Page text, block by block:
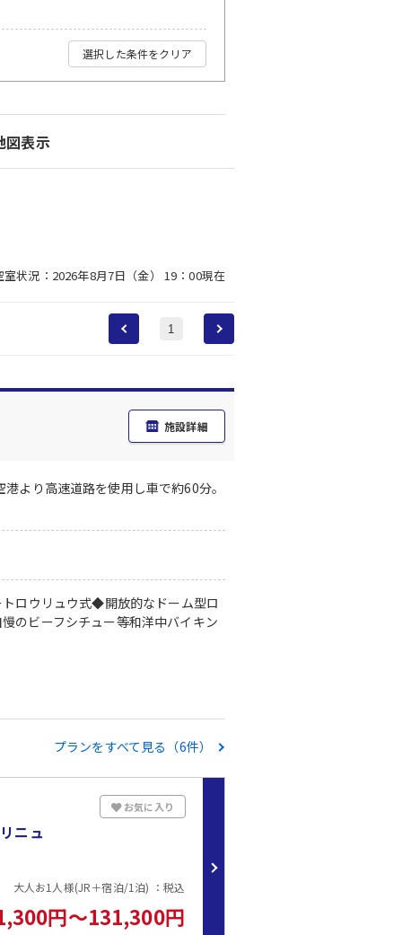
選択した条件をクリア
図表示
室状況：2026年8月7日（金） 19：00現在
1
施設詳細
より高速道路を使用し車で約60分。
ロウリュウ式◆開放的なドーム型ロ
のビーフシチュー等和洋中バイキン
プランをすべて見る（6件）
ニュ
大人お1人様(JR＋宿泊/1泊) ：税込
円～131,300円
お気に入り